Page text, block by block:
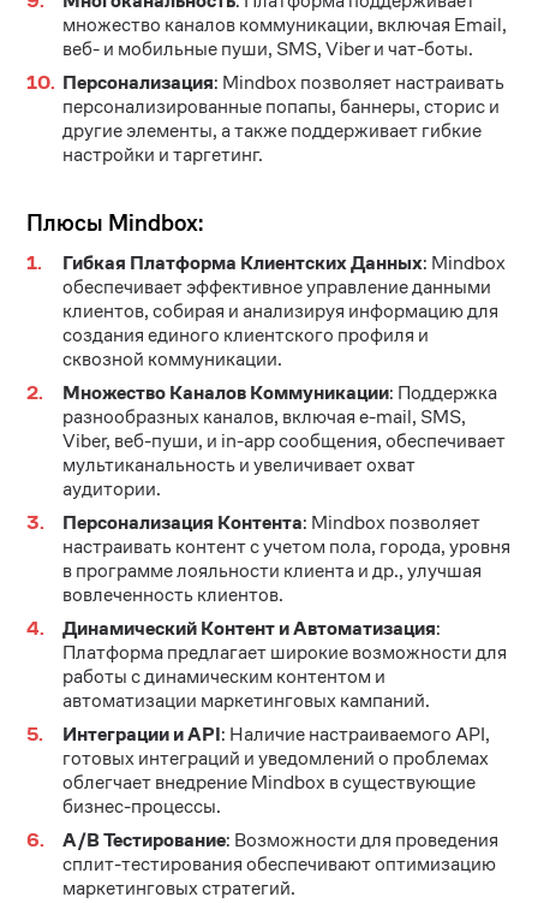
множество каналов коммуникации, включая Email,
веб- и мобильные пуши, SMS, Viber и чат-боты.
Персонализация: Mindbox позволяет настраивать
персонализированные попапы, баннеры, сторис и
другие элементы, а также поддерживает гибкие
настройки и таргетинг.
Плюсы Mindbox:
Гибкая Платформа Клиентских Данных: Mindbox
обеспечивает эффективное управление данными
клиентов, собирая и анализируя информацию для
создания единого клиентского профиля и
сквозной коммуникации​​.
Множество Каналов Коммуникации: Поддержка
разнообразных каналов, включая e-mail, SMS,
Viber, веб-пуши, и in-app сообщения, обеспечивает
мультиканальность и увеличивает охват
аудитории​​.
Персонализация Контента: Mindbox позволяет
настраивать контент с учетом пола, города, уровня
в программе лояльности клиента и др., улучшая
вовлеченность клиентов​​.
Динамический Контент и Автоматизация:
Платформа предлагает широкие возможности для
работы с динамическим контентом и
автоматизации маркетинговых кампаний​​.
Интеграции и API: Наличие настраиваемого API,
готовых интеграций и уведомлений о проблемах
облегчает внедрение Mindbox в существующие
бизнес-процессы​​.
A/B Тестирование: Возможности для проведения
сплит-тестирования обеспечивают оптимизацию
маркетинговых стратегий​​.